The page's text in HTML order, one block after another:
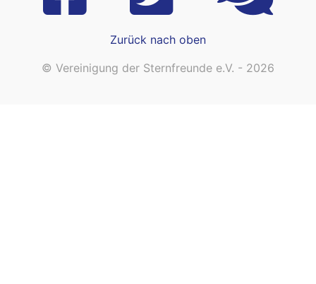
Zurück nach oben
© Vereinigung der Sternfreunde e.V. - 2026